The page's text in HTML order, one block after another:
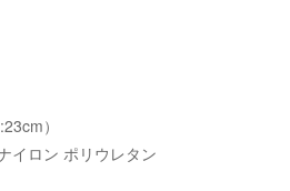
）
イロン ポリウレタン